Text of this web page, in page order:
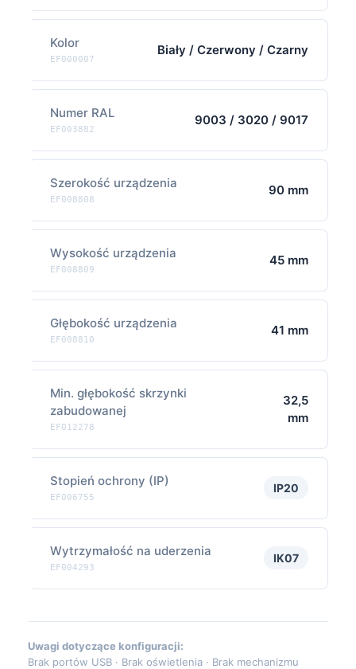
Kolor
EF000007
Biały / Czerwony / Czarny
Numer RAL
EF003882
9003 / 3020 / 9017
Szerokość urządzenia
EF008808
90 mm
Wysokość urządzenia
EF008809
45 mm
Głębokość urządzenia
EF008810
41 mm
Min. głębokość skrzynki
zabudowanej
EF012278
32,5
mm
Stopień ochrony (IP)
EF006755
IP20
Wytrzymałość na uderzenia
EF004293
IK07
Uwagi dotyczące konfiguracji:
Brak portów USB · Brak oświetlenia · Brak mechanizmu